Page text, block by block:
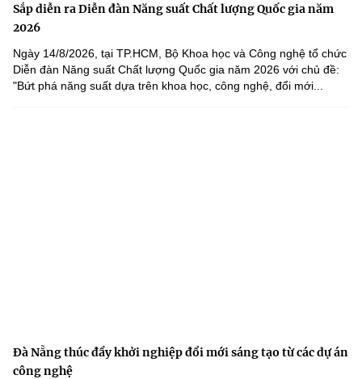
Sắp diễn ra Diễn đàn Năng suất Chất lượng Quốc gia năm
2026
Ngày 14/8/2026, tại TP.HCM, Bộ Khoa học và Công nghệ tổ chức
Diễn đàn Năng suất Chất lượng Quốc gia năm 2026 với chủ đề:
"Bứt phá năng suất dựa trên khoa học, công nghệ, đổi mới...
Đà Nẵng thúc đẩy khởi nghiệp đổi mới sáng tạo từ các dự án
công nghệ